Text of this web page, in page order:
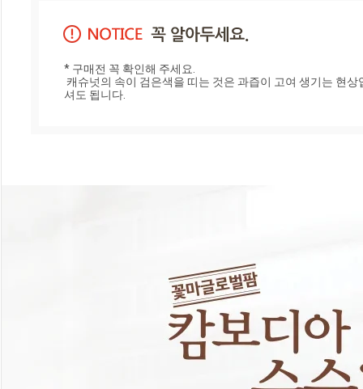
* 구매전 꼭 확인해 주세요.
셔도 됩니다.